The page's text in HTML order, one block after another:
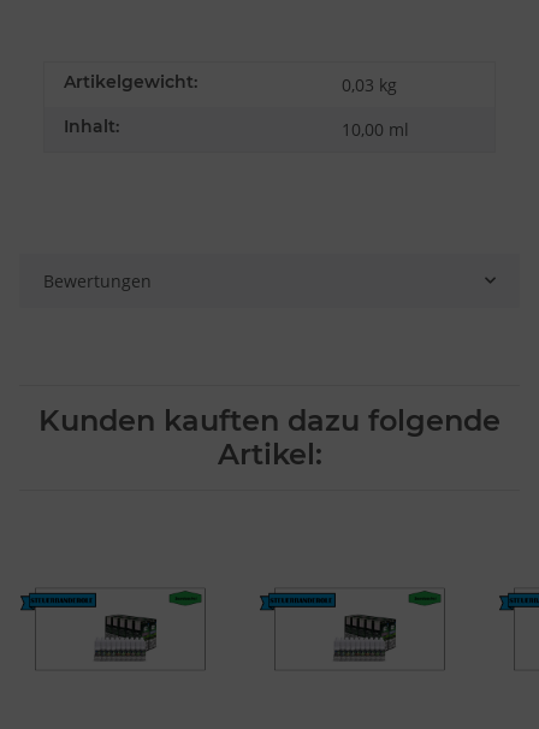
Artikelgewicht: 0,03 kg
Inhalt: 10,00 ml
Bewertungen
Kunden kauften dazu folgende
Artikel: